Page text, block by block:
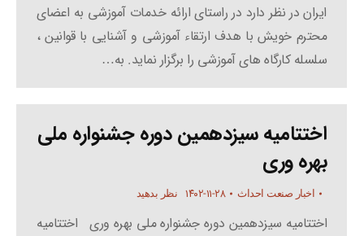
ایران در نظر دارد در راستای ارائه خدمات آموزشی به اعضای
محترم خویش با هدف ارتقاء آموزشی و آشنایی با قوانین ،
سلسله کارگاه های آموزشی را برگزار نماید. به…
اختتامیه سیزدهمین دوره جشنواره ملی
بهره وری
اخبار صنعت احداث ۱۴۰۲-۱۱-۲۸ نظر بدهید
اختتامیه سیزدهمین دوره جشنواره ملی بهره وری اختتامیه